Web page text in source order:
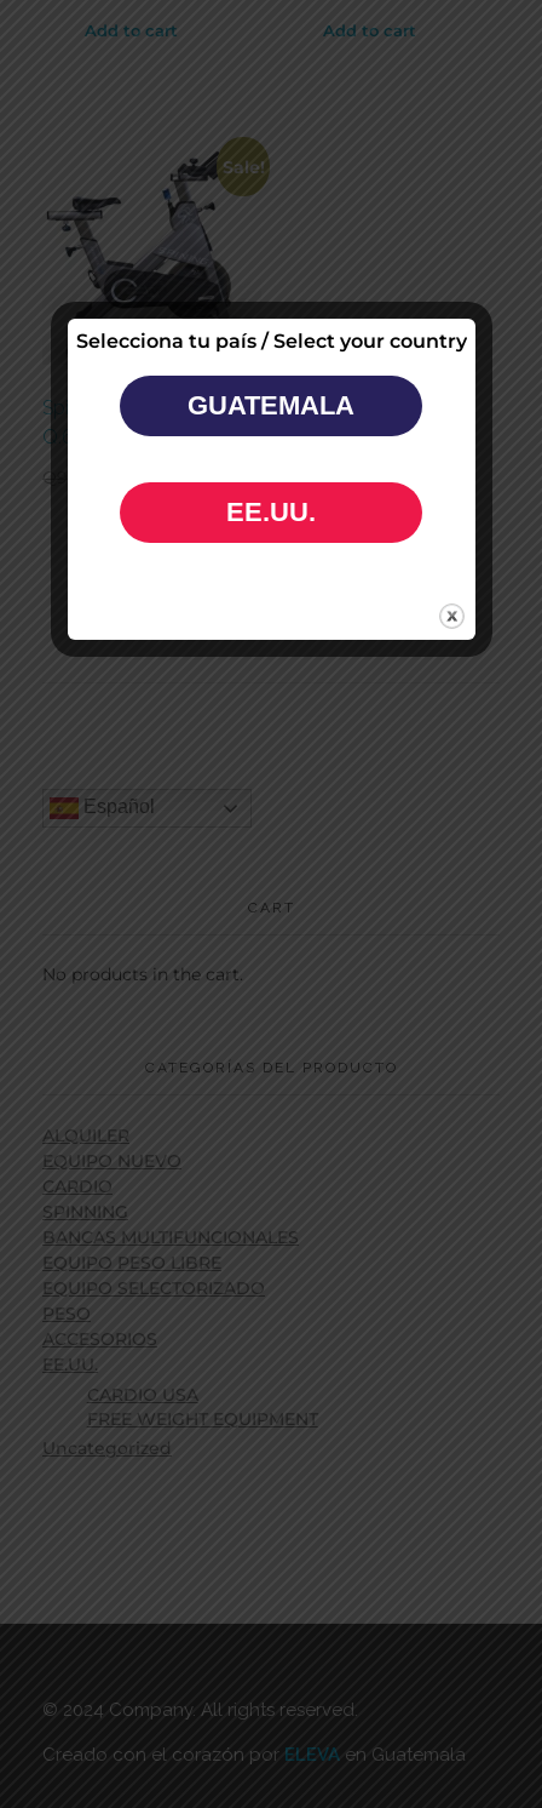
Add to cart Add to cart
Sale!
Spinning Bike
Q.6500.00+IVA.
Q
Read more
Español
CART
No products in the cart.
CATEGORÍAS DEL PRODUCTO
ALQUILER
EQUIPO NUEVO
CARDIO
SPINNING
BANCAS MULTIFUNCIONALES
EQUIPO PESO LIBRE
EQUIPO SELECTORIZADO
PESO
ACCESORIOS
EE.UU.
CARDIO USA
FREE WEIGHT EQUIPMENT
Uncategorized
© 2024 Company. All rights reserved.
Creado con el corazón por ELEVA en Guatemala
Selecciona tu país / Select your country
GUATEMALA
EE.UU.